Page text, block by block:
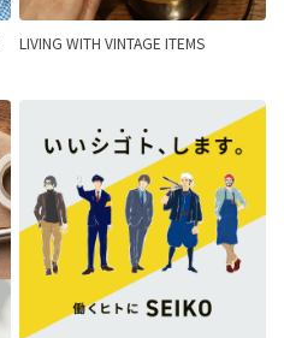
LIVING WITH VINTAGE ITEMS